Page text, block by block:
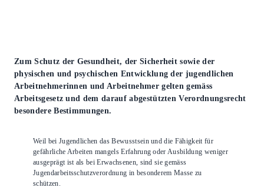
Zum Schutz der Gesundheit, der Sicherheit sowie der
physischen und psychischen Entwicklung der jugendlichen
Arbeitnehmerinnen und Arbeitnehmer gelten gemäss
Arbeitsgesetz und dem darauf abgestützten Verordnungsrecht
besondere Bestimmungen.
Weil bei Jugendlichen das Bewusstsein und die Fähigkeit für
gefährliche Arbeiten mangels Erfahrung oder Ausbildung weniger
ausgeprägt ist als bei Erwachsenen, sind sie gemäss
Jugendarbeitsschutzverordnung in besonderem Masse zu
schützen.